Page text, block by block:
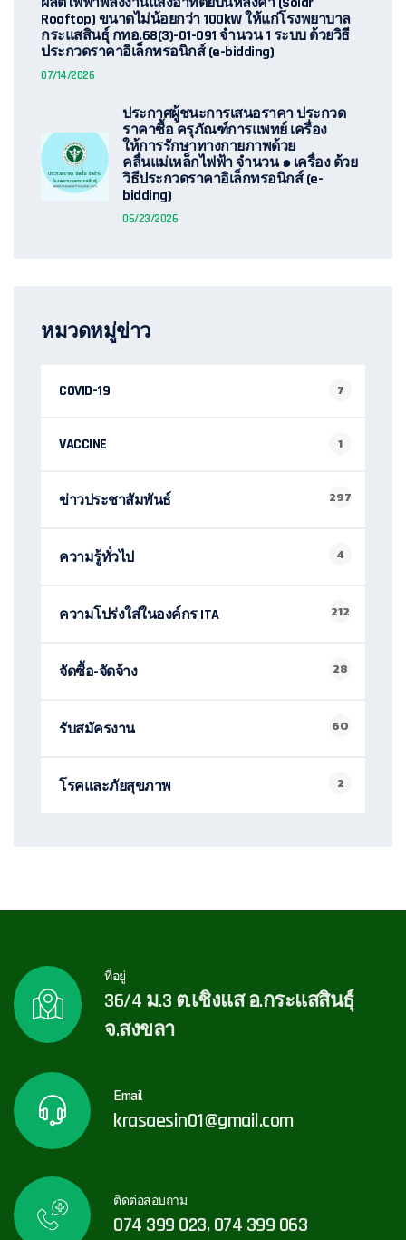
Rooftop) ขนาดไม่น้อยกว่า 100kW ให้แก่โรงพยาบาล
กระแสสินธุ์ กทอ.68(3)-01-091 จำนวน 1 ระบบ ด้วยวิธี
ประกวดราคาอิเล็กทรอนิกส์ (e-bidding)
07/14/2026
ประกาศผู้ชนะการเสนอราคา ประกวด
ราคาซื้อ ครุภัณฑ์การแพทย์ เครื่อง
ให้การรักษาทางกายภาพด้วย
คลื่นแม่เหล็กไฟฟ้า จำนวน ๑ เครื่อง ด้วย
วิธีประกวดราคาอิเล็กทรอนิกส์ (e-
bidding)
06/23/2026
หมวดหมู่ข่าว
COVID-19 7
VACCINE 1
ข่าวประชาสัมพันธ์ 297
ความรู้ทั่วไป 4
ความโปร่งใส่ในองค์กร ITA 212
จัดซื้อ-จัดจ้าง 28
รับสมัครงาน 60
โรคและภัยสุขภาพ 2
ที่อยู่
36/4 ม.3 ต.เชิงแส อ.กระแสสินธุ์
จ.สงขลา
Email
krasaesin01@gmail.com
ติดต่อสอบถาม
074 399 023, 074 399 063